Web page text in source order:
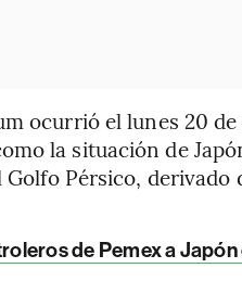
ocurrió el lunes 20
la situación de
Pérsico, derivado
de Pemex a